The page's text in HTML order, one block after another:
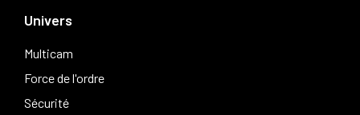
Univers
Multicam
Force de l'ordre
Sécurité